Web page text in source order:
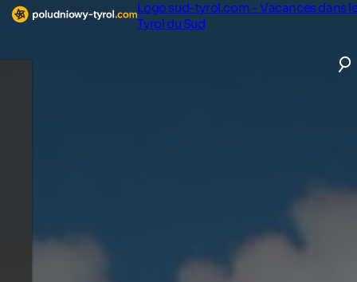
Logo sud-tyrol.com - Vacances dans
Tyrol du Sud